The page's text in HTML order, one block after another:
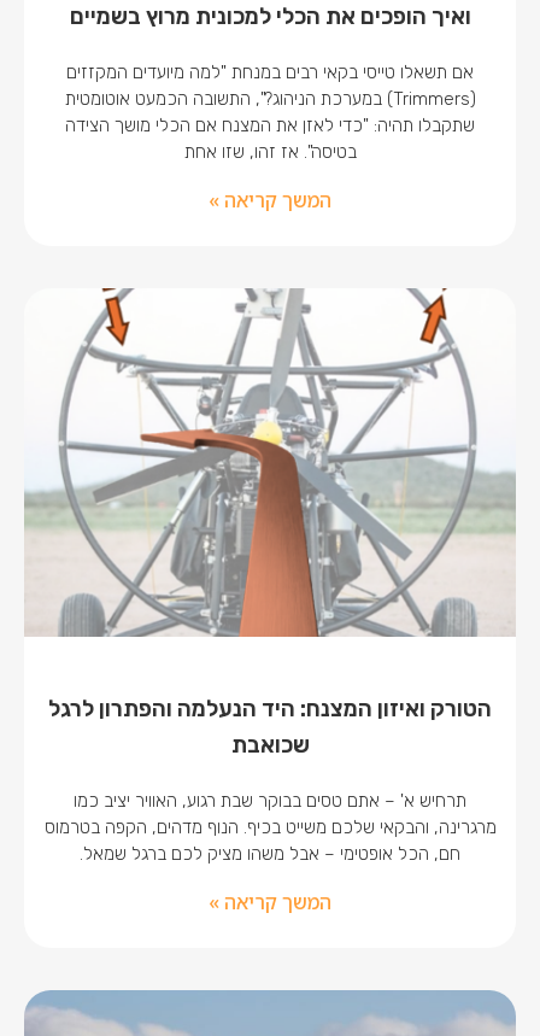
ואיך הופכים את הכלי למכונית מרוץ בשמיים
אם תשאלו טייסי בקאי רבים במנחת "למה מיועדים המקזזים
(Trimmers) במערכת הניהוג?", התשובה הכמעט אוטומטית
שתקבלו תהיה: "כדי לאזן את המצנח אם הכלי מושך הצידה
בטיסה". אז זהו, שזו אחת
המשך קריאה »
הטורק ואיזון המצנח: היד הנעלמה והפתרון לרגל
שכואבת
תרחיש א' – אתם טסים בבוקר שבת רגוע, האוויר יציב כמו
מרגרינה, והבקאי שלכם משייט בכיף. הנוף מדהים, הקפה בטרמוס
חם, הכל אופטימי – אבל משהו מציק לכם ברגל שמאל.
המשך קריאה »